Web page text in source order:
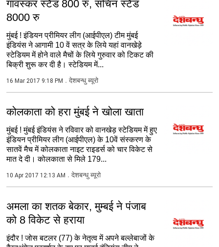
गावस्कर स्टैंड 800 रु, सचिन स्टैंड
8000 रु
मुंबई ! इंडियन प्रीमियर लीग (आईपीएल) टीम मुंबई
इंडियंस ने आगामी 10 वें सत्र के लिये यहां वानखेड़े
स्टेडियम में होने वाले मैचों के लिये गुरुवार को टिकट की
बिक्री शुरू कर दी है। स्टेडियम में...
16 Mar 2017 9:18 PM देशबन्धु ब्यूरो
कोलकाता को हरा मुंबई ने खोला खाता
मुंबई ! मुंबई इंडियंस ने रविवार को वानखेड़ स्टेडियम में हुए
इंडियन प्रीमियर लीग (आईपीएल) के 10वें संस्करण के
सातवें मैच में कोलकाता नाइट राइडर्स को चार विकेट से
मात दे दी। कोलकाता से मिले 179...
10 Apr 2017 12:13 AM देशबन्धु ब्यूरो
अमला का शतक बेकार, मुम्बई ने पंजाब
को 8 विकेट से हराया
इंदौर ! जोस बटलर (77) के नेतृत्व में अपने बल्लेबाजों के